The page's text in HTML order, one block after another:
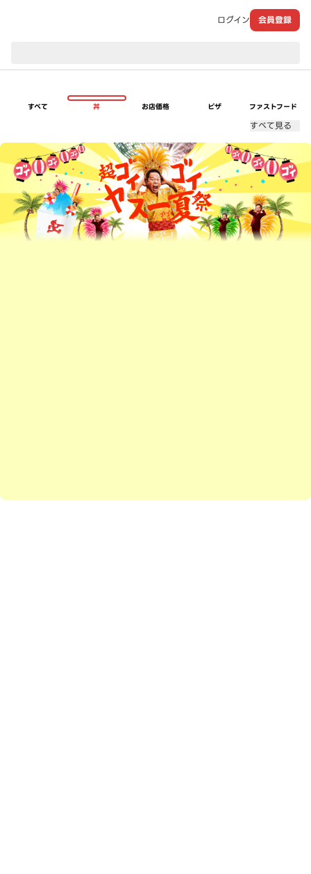
ログイン 会員登録
すべて 丼 お店価格 ピザ ファストフード
すべて見る
超ゴイゴイヤスー夏祭